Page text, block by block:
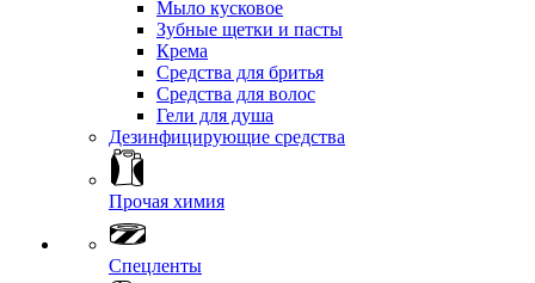
Мыло кусковое
Зубные щетки и пасты
Крема
Средства для бритья
Средства для волос
Гели для душа
Дезинфицирующие средства
Прочая химия
Спецленты